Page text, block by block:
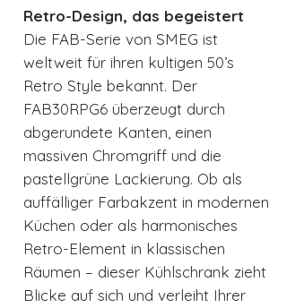
Retro-Design, das begeistert
Die FAB-Serie von SMEG ist
weltweit für ihren kultigen 50’s
Retro Style bekannt. Der
FAB30RPG6 überzeugt durch
abgerundete Kanten, einen
massiven Chromgriff und die
pastellgrüne Lackierung. Ob als
auffälliger Farbakzent in modernen
Küchen oder als harmonisches
Retro-Element in klassischen
Räumen – dieser Kühlschrank zieht
Blicke auf sich und verleiht Ihrer